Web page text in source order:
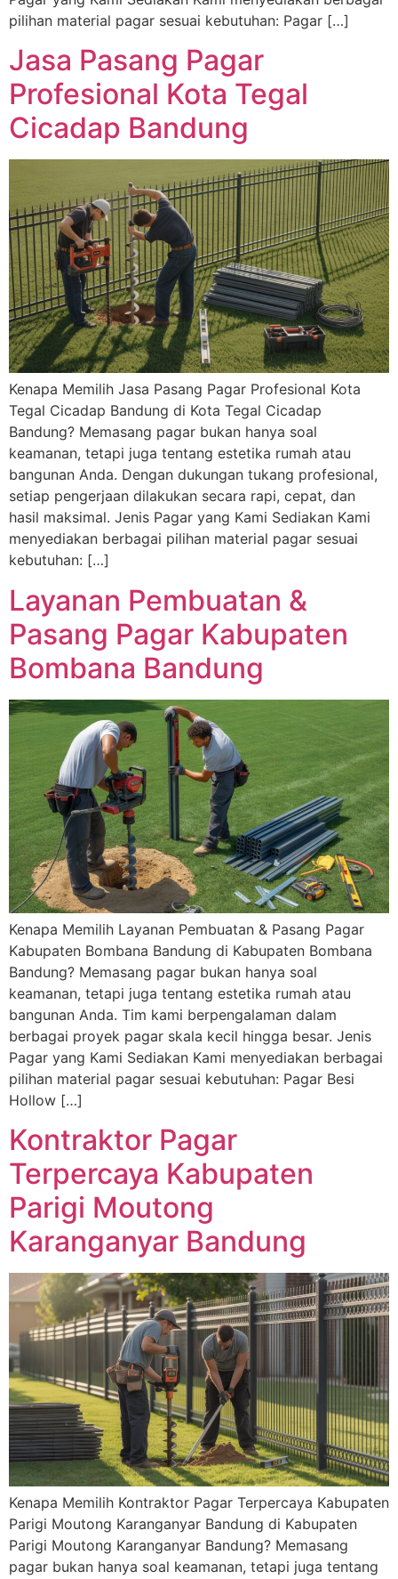
pilihan material pagar sesuai kebutuhan: Pagar […]
Jasa Pasang Pagar
Profesional Kota Tegal
Cicadap Bandung
Kenapa Memilih Jasa Pasang Pagar Profesional Kota
Tegal Cicadap Bandung di Kota Tegal Cicadap
Bandung? Memasang pagar bukan hanya soal
keamanan, tetapi juga tentang estetika rumah atau
bangunan Anda. Dengan dukungan tukang profesional,
setiap pengerjaan dilakukan secara rapi, cepat, dan
hasil maksimal. Jenis Pagar yang Kami Sediakan Kami
menyediakan berbagai pilihan material pagar sesuai
kebutuhan: […]
Layanan Pembuatan &
Pasang Pagar Kabupaten
Bombana Bandung
Kenapa Memilih Layanan Pembuatan & Pasang Pagar
Kabupaten Bombana Bandung di Kabupaten Bombana
Bandung? Memasang pagar bukan hanya soal
keamanan, tetapi juga tentang estetika rumah atau
bangunan Anda. Tim kami berpengalaman dalam
berbagai proyek pagar skala kecil hingga besar. Jenis
Pagar yang Kami Sediakan Kami menyediakan berbagai
pilihan material pagar sesuai kebutuhan: Pagar Besi
Hollow […]
Kontraktor Pagar
Terpercaya Kabupaten
Parigi Moutong
Karanganyar Bandung
Kenapa Memilih Kontraktor Pagar Terpercaya Kabupaten
Parigi Moutong Karanganyar Bandung di Kabupaten
Parigi Moutong Karanganyar Bandung? Memasang
pagar bukan hanya soal keamanan, tetapi juga tentang